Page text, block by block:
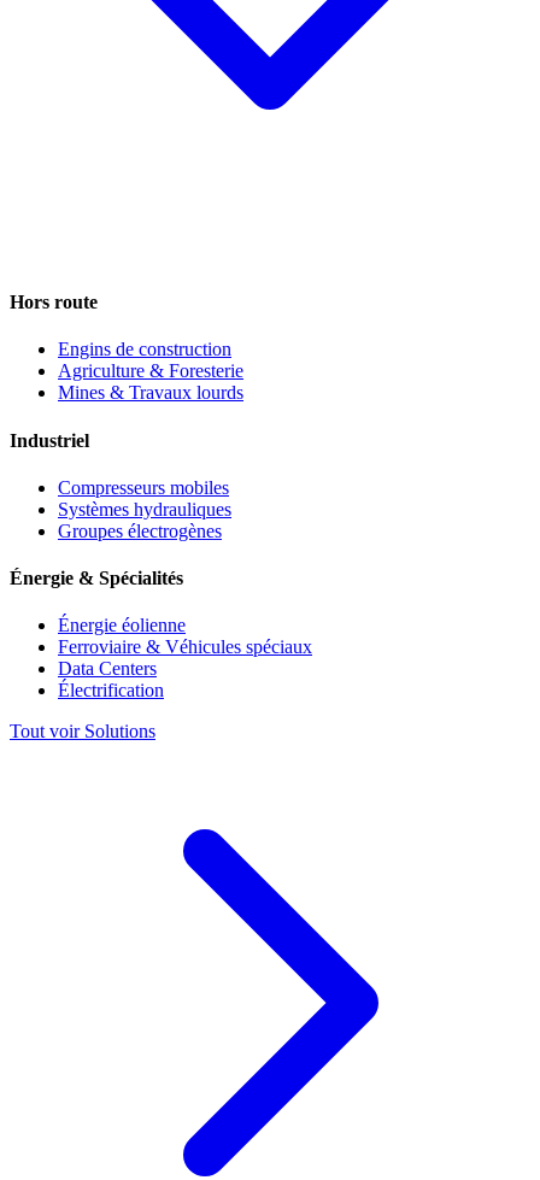
Hors route
Engins de construction
Agriculture & Foresterie
Mines & Travaux lourds
Industriel
Compresseurs mobiles
Systèmes hydrauliques
Groupes électrogènes
Énergie & Spécialités
Énergie éolienne
Ferroviaire & Véhicules spéciaux
Data Centers
Électrification
Tout voir Solutions